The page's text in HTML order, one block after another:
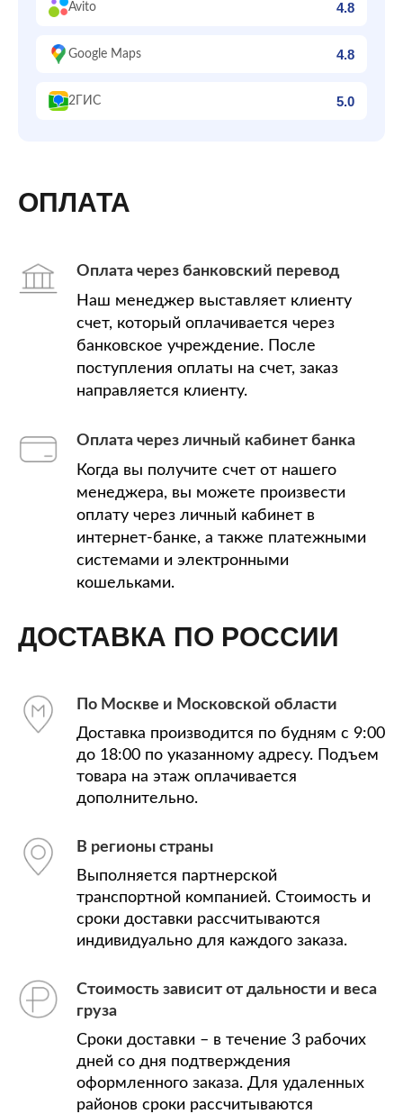
Avito 4.8
Google Maps 4.8
2ГИС 5.0
ОПЛАТА
Оплата через банковский перевод
Наш менеджер выставляет клиенту
счет, который оплачивается через
банковское учреждение. После
поступления оплаты на счет, заказ
направляется клиенту.
Оплата через личный кабинет банка
Когда вы получите счет от нашего
менеджера, вы можете произвести
оплату через личный кабинет в
интернет-банке, а также платежными
системами и электронными
кошельками.
ДОСТАВКА ПО РОССИИ
По Москве и Московской области
Доставка производится по будням с 9:00
до 18:00 по указанному адресу. Подъем
товара на этаж оплачивается
дополнительно.
В регионы страны
Выполняется партнерской
транспортной компанией. Стоимость и
сроки доставки рассчитываются
индивидуально для каждого заказа.
Стоимость зависит от дальности и веса
груза
Сроки доставки – в течение 3 рабочих
дней со дня подтверждения
оформленного заказа. Для удаленных
районов сроки рассчитываются